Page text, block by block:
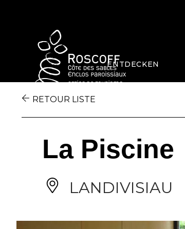
ENTDECKEN
RETOUR LISTE
La Piscine
LANDIVISIAU